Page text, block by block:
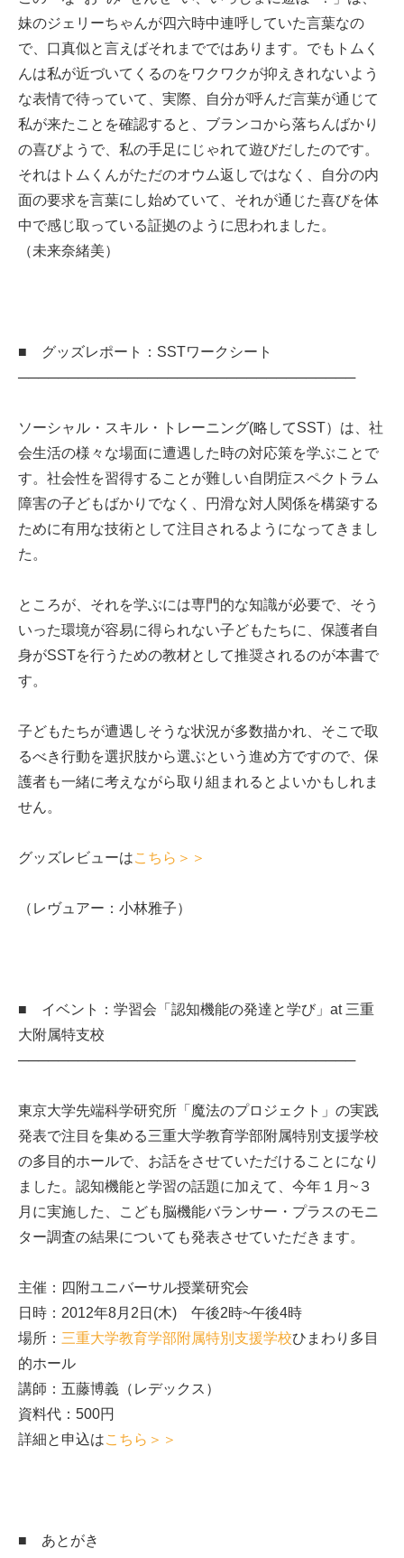
妹のジェリーちゃんが四六時中連呼していた言葉なの
で、口真似と言えばそれまでではあります。でもトムく
んは私が近づいてくるのをワクワクが抑えきれないよう
な表情で待っていて、実際、自分が呼んだ言葉が通じて
私が来たことを確認すると、ブランコから落ちんばかり
の喜びようで、私の手足にじゃれて遊びだしたのです。
それはトムくんがただのオウム返しではなく、自分の内
面の要求を言葉にし始めていて、それが通じた喜びを体
中で感じ取っている証拠のように思われました。
（未来奈緒美）
■ グッズレポート：SSTワークシート
──────────────────────────────────
ソーシャル・スキル・トレーニング(略してSST）は、社
会生活の様々な場面に遭遇した時の対応策を学ぶことで
す。社会性を習得することが難しい自閉症スペクトラム
障害の子どもばかりでなく、円滑な対人関係を構築する
ために有用な技術として注目されるようになってきまし
た。
ところが、それを学ぶには専門的な知識が必要で、そう
いった環境が容易に得られない子どもたちに、保護者自
身がSSTを行うための教材として推奨されるのが本書で
す。
子どもたちが遭遇しそうな状況が多数描かれ、そこで取
るべき行動を選択肢から選ぶという進め方ですので、保
護者も一緒に考えながら取り組まれるとよいかもしれま
せん。
グッズレビューはこちら＞＞
（レヴュアー：小林雅子）
■ イベント：学習会「認知機能の発達と学び」at 三重
大附属特支校
──────────────────────────────────
東京大学先端科学研究所「魔法のプロジェクト」の実践
発表で注目を集める三重大学教育学部附属特別支援学校
の多目的ホールで、お話をさせていただけることになり
ました。認知機能と学習の話題に加えて、今年１月~３
月に実施した、こども脳機能バランサー・プラスのモニ
ター調査の結果についても発表させていただきます。
主催：四附ユニバーサル授業研究会
日時：2012年8月2日(木) 午後2時~午後4時
場所： 三重大学教育学部附属特別支援学校ひまわり多目
的ホール
講師：五藤博義（レデックス）
資料代：500円
詳細と申込はこちら＞＞
■ あとがき